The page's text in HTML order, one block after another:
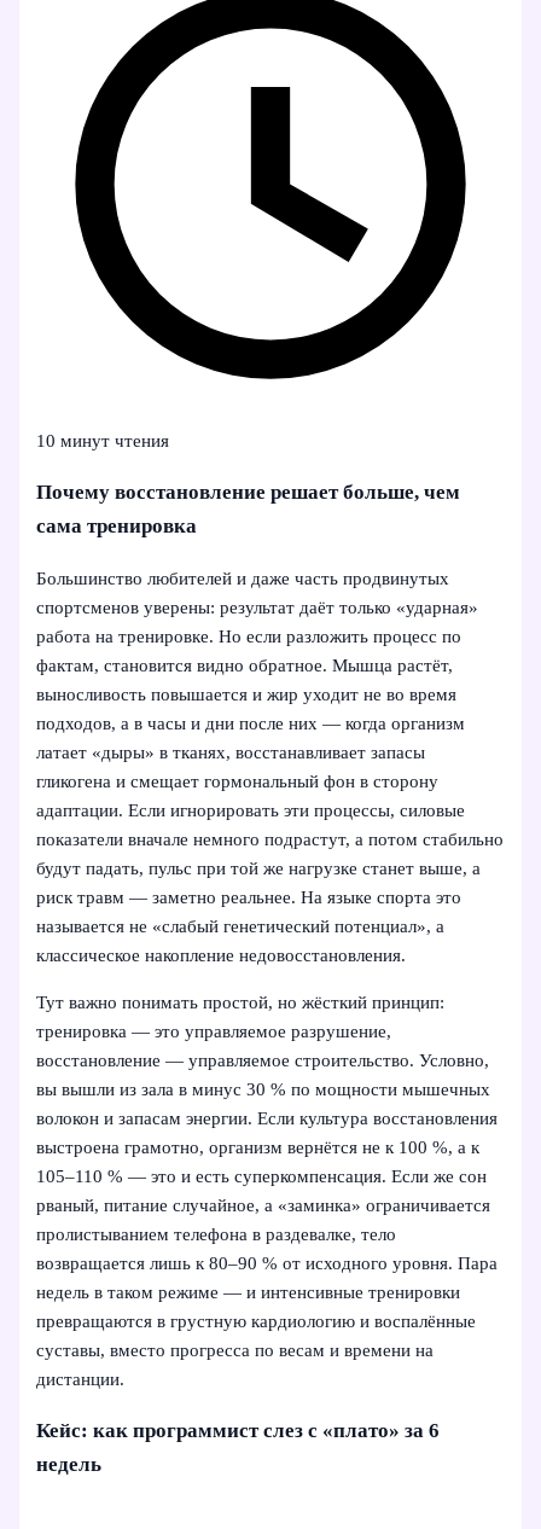
10 минут чтения
Почему восстановление решает больше, чем
сама тренировка
Большинство любителей и даже часть продвинутых
спортсменов уверены: результат даёт только «ударная»
работа на тренировке. Но если разложить процесс по
фактам, становится видно обратное. Мышца растёт,
выносливость повышается и жир уходит не во время
подходов, а в часы и дни после них — когда организм
латает «дыры» в тканях, восстанавливает запасы
гликогена и смещает гормональный фон в сторону
адаптации. Если игнорировать эти процессы, силовые
показатели вначале немного подрастут, а потом стабильно
будут падать, пульс при той же нагрузке станет выше, а
риск травм — заметно реальнее. На языке спорта это
называется не «слабый генетический потенциал», а
классическое накопление недовосстановления.
Тут важно понимать простой, но жёсткий принцип:
тренировка — это управляемое разрушение,
восстановление — управляемое строительство. Условно,
вы вышли из зала в минус 30 % по мощности мышечных
волокон и запасам энергии. Если культура восстановления
выстроена грамотно, организм вернётся не к 100 %, а к
105–110 % — это и есть суперкомпенсация. Если же сон
рваный, питание случайное, а «заминка» ограничивается
пролистыванием телефона в раздевалке, тело
возвращается лишь к 80–90 % от исходного уровня. Пара
недель в таком режиме — и интенсивные тренировки
превращаются в грустную кардиологию и воспалённые
суставы, вместо прогресса по весам и времени на
дистанции.
Кейс: как программист слез с «плато» за 6
недель